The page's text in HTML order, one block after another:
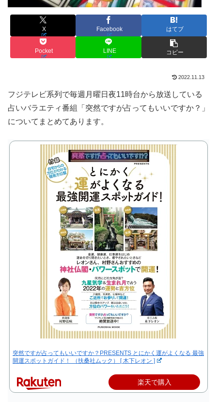
X Facebook はてブ
Pocket LINE コピー
2022.11.13
フジテレビ系列で毎週月曜日夜11時台から放送している
占いバラエティ番組「突然ですが占ってもいいですか？」
についてまとめてあります。
突然ですが占ってもいいですか？PRESENTS とにかく運がよくなる 最強
開運スポットガイド！ （扶桑社ムック） [ 木下レオン ]
楽天で購入